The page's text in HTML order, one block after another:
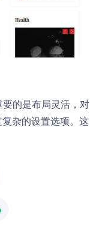
的是布局灵活，对
杂的设置选项。这